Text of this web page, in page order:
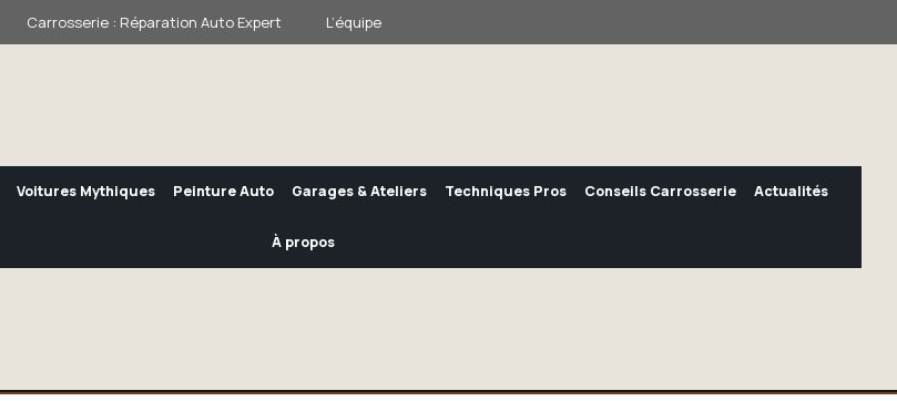
Carrosserie : Réparation Auto Expert L’équipe
Voitures Mythiques Peinture Auto Garages & Ateliers Techniques Pros Conseils Carrosserie Actualités
À propos